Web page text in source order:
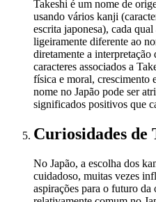
Takeshi é um nome de
usando vários kanji
escrita japonesa), cada
ligeiramente diferente ao
diretamente a interpretação
caracteres associados a
física e moral, crescimento
nome no Japão pode ser
significados positivos que
Curiosidades de
No Japão, a escolha dos
cuidadoso, muitas vezes
aspirações para o futuro